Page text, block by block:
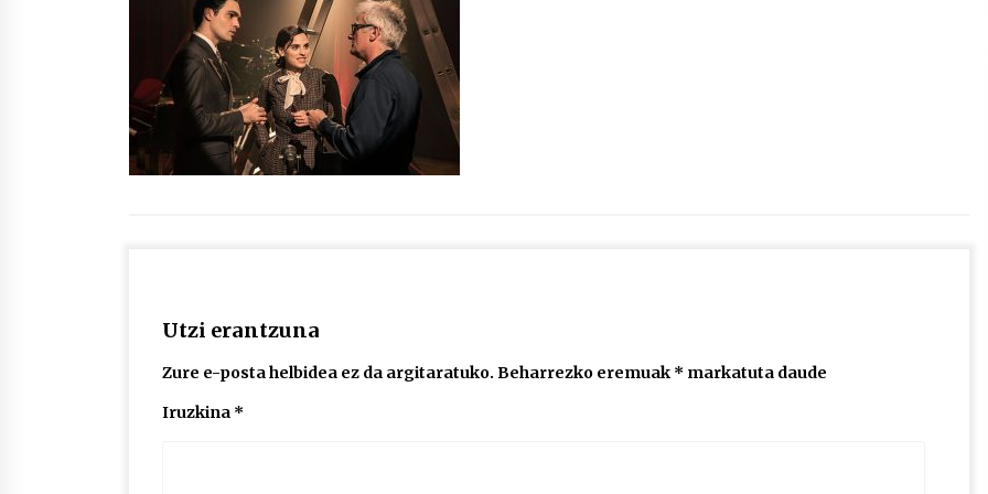
protagonista
2026/07/16
POTTO: San Pedro jaietako bertso-
saioa
2026/07/09
Utzi erantzuna
Zure e-posta helbidea ez da argitaratuko. Beharrezko eremuak * markatuta daude
Iruzkina *